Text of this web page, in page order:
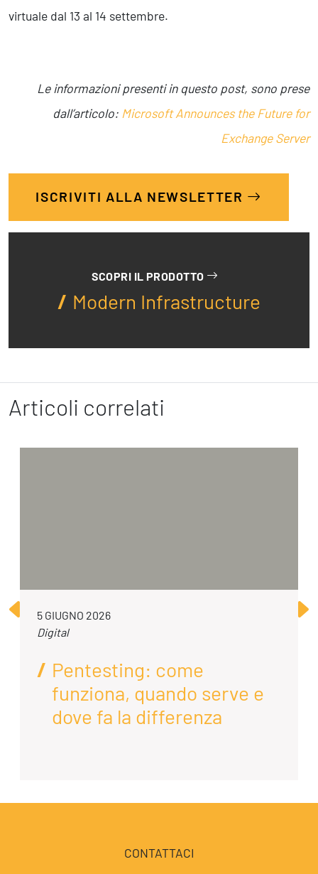
virtuale dal 13 al 14 settembre.
Le informazioni presenti in questo post, sono prese
dall’articolo: Microsoft Announces the Future for
Exchange Server
ISCRIVITI ALLA NEWSLETTER
SCOPRI IL PRODOTTO
Modern Infrastructure
Articoli correlati
5 GIUGNO 2026
Digital
Pentesting: come
funziona, quando serve e
dove fa la differenza
CONTATTACI